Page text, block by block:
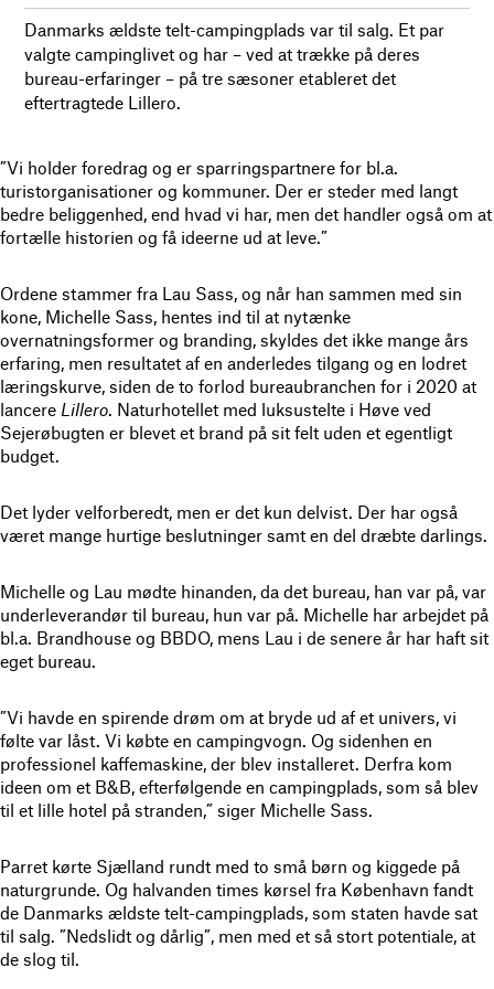
Danmarks ældste telt-campingplads var til salg. Et par
valgte campinglivet og har – ved at trække på deres
bureau-erfaringer – på tre sæsoner etableret det
eftertragtede Lillero.
”Vi holder foredrag og er sparringspartnere for bl.a.
turistorganisationer og kommuner. Der er steder med langt
bedre beliggenhed, end hvad vi har, men det handler også om at
fortælle historien og få ideerne ud at leve.”
Ordene stammer fra Lau Sass, og når han sammen med sin
kone, Michelle Sass, hentes ind til at nytænke
overnatningsformer og branding, skyldes det ikke mange års
erfaring, men resultatet af en anderledes tilgang og en lodret
læringskurve, siden de to forlod bureaubranchen for i 2020 at
lancere Lillero. Naturhotellet med luksustelte i Høve ved
Sejerøbugten er blevet et brand på sit felt uden et egentligt
budget.
Det lyder velforberedt, men er det kun delvist. Der har også
været mange hurtige beslutninger samt en del dræbte darlings.
Michelle og Lau mødte hinanden, da det bureau, han var på, var
underleverandør til bureau, hun var på. Michelle har arbejdet på
bl.a. Brandhouse og BBDO, mens Lau i de senere år har haft sit
eget bureau.
”Vi havde en spirende drøm om at bryde ud af et univers, vi
følte var låst. Vi købte en campingvogn. Og sidenhen en
professionel kaffemaskine, der blev installeret. Derfra kom
ideen om et B&B, efterfølgende en campingplads, som så blev
til et lille hotel på stranden,” siger Michelle Sass.
Parret kørte Sjælland rundt med to små børn og kiggede på
naturgrunde. Og halvanden times kørsel fra København fandt
de Danmarks ældste telt-campingplads, som staten havde sat
til salg. ”Nedslidt og dårlig”, men med et så stort potentiale, at
de slog til.